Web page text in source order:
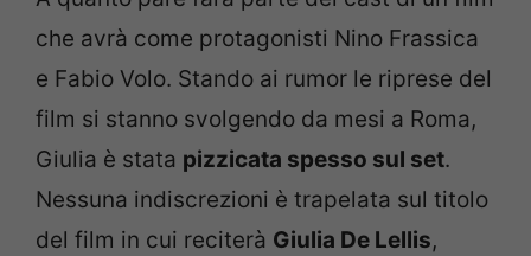
che avrà come protagonisti Nino Frassica
e Fabio Volo. Stando ai rumor le riprese del
film si stanno svolgendo da mesi a Roma,
Giulia è stata pizzicata spesso sul set.
Nessuna indiscrezioni è trapelata sul titolo
del film in cui reciterà Giulia De Lellis,